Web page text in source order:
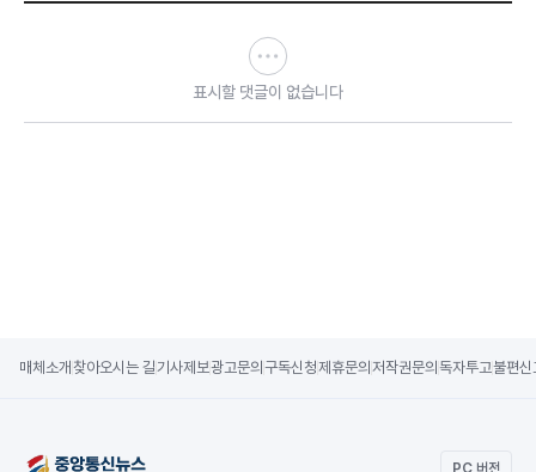
표시할 댓글이 없습니다
매체소개 찾아오시는 길기사제보광고문의 구독신청제휴문의 저작권문의 독자투고불편신
PC 버전